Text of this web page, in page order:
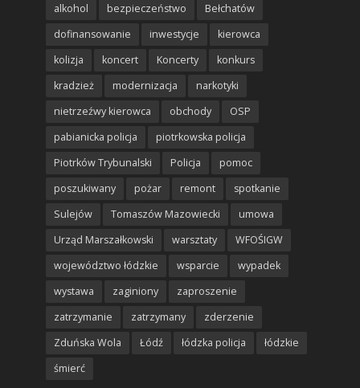
alkohol bezpieczeństwo
Bełchatów
dofinansowanie
inwestycje
kierowca
kolizja
koncert Koncerty
konkurs
kradzież
modernizacja
narkotyki
nietrzeźwy kierowca
obchody
OSP
pabianicka policja
piotrkowska policja
Piotrków Trybunalski
Policja
pomoc
poszukiwany
pożar remont
spotkanie
Sulejów
Tomaszów Mazowiecki
umowa
Urząd Marszałkowski
warsztaty
WFOŚIGW
województwo łódzkie
wsparcie
wypadek
wystawa
zaginiony
zaproszenie
zatrzymanie
zatrzymany
zderzenie
Zduńska Wola
Łódź łódzka policja
łódzkie
śmierć